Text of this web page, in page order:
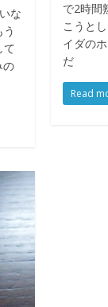
な
の
で2時間
こうと
イダの
だ
Read